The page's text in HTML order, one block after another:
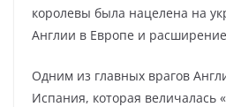
королевы была нацелена на
Англии в Европе и
Одним из главных врагов
Испания, которая